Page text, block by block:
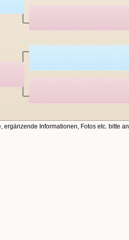
ergänzende Informationen, Fotos etc. bitte an